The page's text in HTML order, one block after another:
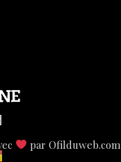
parOfilduweb.com